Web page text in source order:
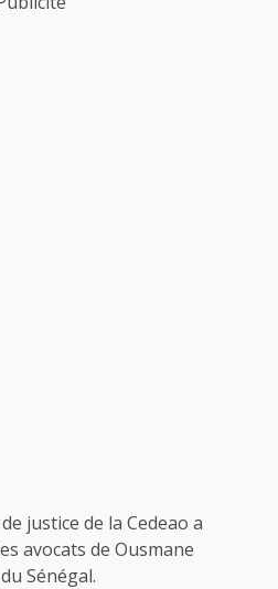
justice de la Cedeao a
avocats de Ousmane
Sénégal.